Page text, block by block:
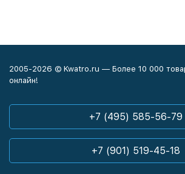
2005-2026 © Kwatro.ru — Более 10 000
онлайн!
+7 (495) 585-56-79
+7 (901) 519-45-18